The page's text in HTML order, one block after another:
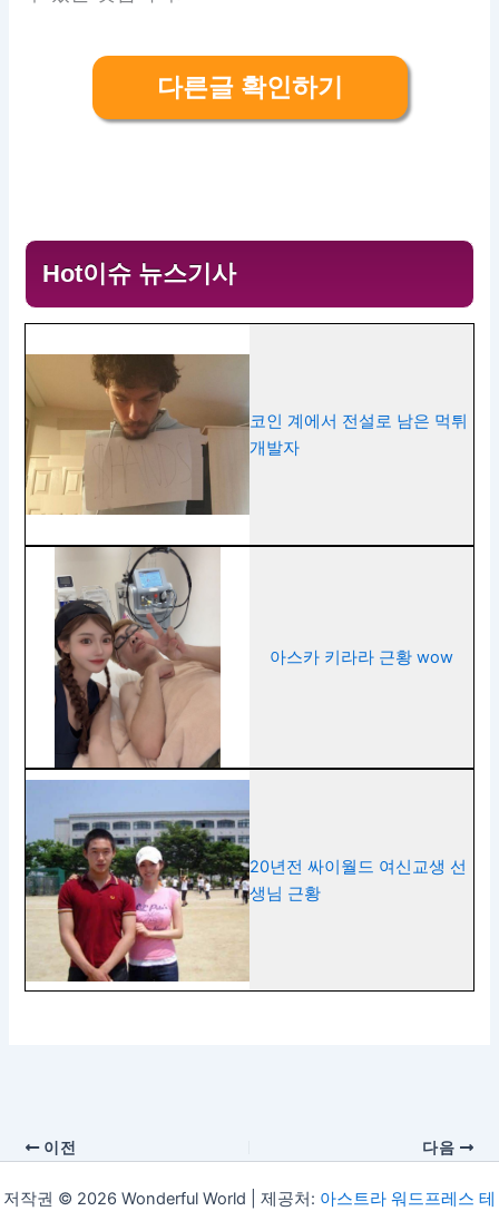
다른글 확인하기
Hot이슈 뉴스기사
코인 계에서 전설로 남은 먹튀
개발자
아스카 키라라 근황 wow
20년전 싸이월드 여신교생 선
생님 근황
이전 다음
저작권 © 2026 Wonderful World | 제공처: 아스트라 워드프레스 테